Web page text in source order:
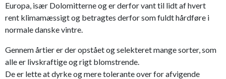
Europa, især Dolomitterne og er derfor vant til lidt af hvert
rent klimamæssigt og betragtes derfor som fuldt hårdføre i
normale danske vintre.
Gennem årtier er der opstået og selekteret mange sorter, som
alle er livskraftige og rigt blomstrende.
De er lette at dyrke og mere tolerante over for afvigende